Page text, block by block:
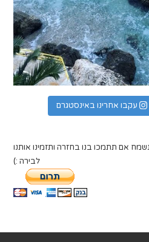
עקבו אחרינו באינסטגרם
אם תתמכו בנו בחזרה ותזמינו אותנו
לבירה :)